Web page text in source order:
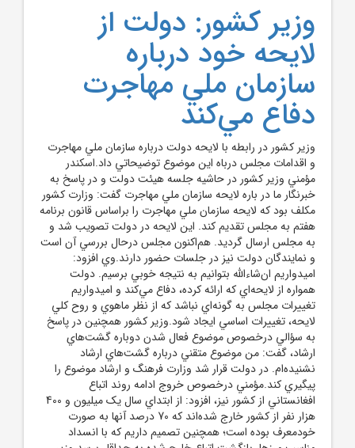
وزير کشور: دولت از
لايحه خود درباره
سازمان ملي مهاجرت
دفاع مي‌کند
وزير کشور در رابطه با لايحه دولت درباره سازمان ملي مهاجرت
و اقدامات مجلس درباه اين موضوع توضيحاتي داد.اسکندر
مؤمني وزير کشور در حاشيه جلسه هيئت دولت و در پاسخ به
خبرنگار ما در باره لايحه سازمان ملي مهاجرت گفت: وزارت کشور
مکلف بود که لايحه سازمان ملي مهاجرت را براساس قانون برنامه
هفتم به مجلس تقديم کند. اين لايحه در دولت تصويب شد و
به مجلس ارسال گرديد. هم‌اکنون مجلس درحال بررسي آن است
و نمايندگان دولت نيز در جلسات حضور دارند.وي افزود:
اميدواريم ان‌شاءالله بتوانيم به نتيجه خوبي برسيم. دولت
همواره از لايحه‌اي که ارائه کرده، دفاع مي‌کند و اميدواريم
تغييرات مجلس به گونه‌اي نباشد که از نظر ماهوي و روح کلي
لايحه، تغييرات اساسي ايجاد شود.وزير کشور همچنين در پاسخ
به سؤالي درخصوص موضوع فعال شدن دوباره گشت‌هاي
ارشاد، گفت: من موضوع متقني درباره گشت‌هاي ارشاد
نشنيده‌ام. در دولت قرار شد وزارت فرهنگ و ارشاد موضوع را
پيگيري کند.مؤمني درخصوص خروج ادامه روند اتباع
افغانستاني از کشور نيز، افزود: از ابتداي سال يک ميليون و 400
هزار نفر از کشور خارج شده‌اند که 70 درصد آنها به صورت
خودمعرف بوده است؛ همچنين تصميم داريم که با انسداد